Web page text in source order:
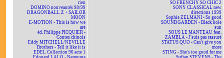
rien
DOMINO nouveautés 98/99
DRAGONBALL Z + SAILOR
MOON
E-MOTION - This is how we
are
éd. Philippe PICQUIER -
Contes chinois
Eddy MITCHELL/NEVILLE
Brothers - Tell it like it is
EDEL Collection 96 acte 1
Edouard LALO - Namouna
SO FRENCHY SO CHIC 2
SONY CLASSICAL new
directions 1999
Sophie ZELMANI - So good
SOUNDGARDEN - Black hole
sun
SOUS LE MANTEAU feat.
ZAMBLA - J'suis pas rassuré
STATUS QUO - Can't give you
more
STING - She's too good for me
Sufjan STEVENS - The